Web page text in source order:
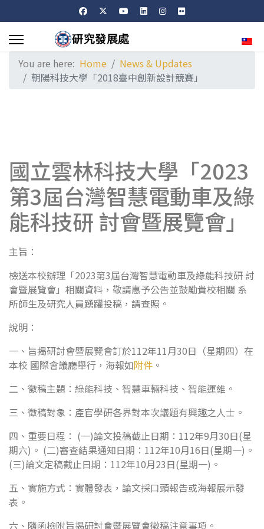
You are here: Home
News & Updates
朝陽科技大學「2018臺中創新設計競賽」
國立雲林科技大學「2023
第3屆台灣智慧電動車及綠
能科技研 討會暨展覽會」
主旨：
檢送本校辦理「2023第3屆台灣智慧電動車及綠能科技研 討
會暨展覽會」相關資料，敬請惠予公告並鼓勵貴校相關 系
所師生及研究人員踴躍投稿，請查照。
說明：
一、旨揭研討會暨展覽會訂於112年11月30日（星期四）在
本校 國際會議廳舉行，海報如附件 。
二、徵稿主題：綠能科技、智慧車輛科技、智能運維。
三、徵稿對象：產官學研各界對本次議題有興趣之人士。
四、重要日程： (一)論文投稿截止日期：112年9月30日(星
期六)。 (二)審查結果通知日期：112年10月16日(星期一)。
(三)論文定稿截止日期：112年10月23日(星期一)。
五、實施方式：實體發表，論文採口頭報告或海報展示發
表。
六、隨函檢附旨揭研討會暨展覽會徵稿注意事項。